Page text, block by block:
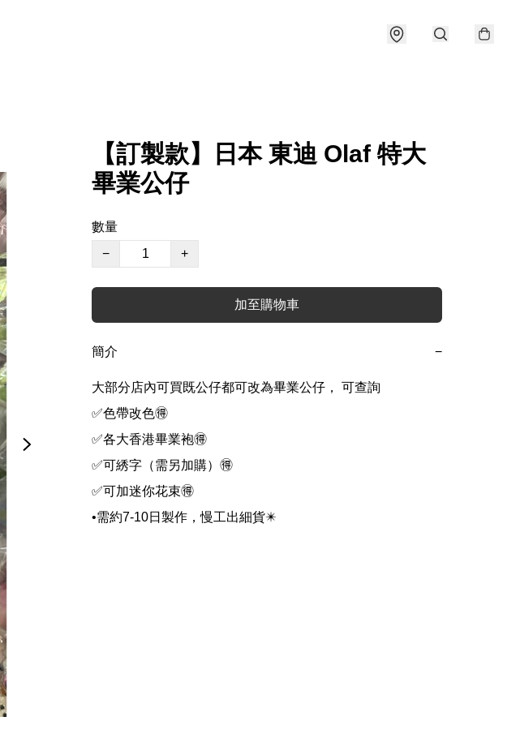
【訂製款】日本 東迪 Olaf 特大
畢業公仔
數量
−
+
加至購物車
簡介 −
大部分店內可買既公仔都可改為畢業公仔， 可查詢
✅色帶改色🉐
✅各大香港畢業袍🉐
✅可綉字（需另加購）🉐
✅可加迷你花束🉐
•需約7-10日製作，慢工出細貨✴️